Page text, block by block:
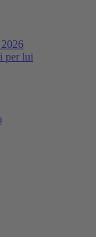
2026
per lui